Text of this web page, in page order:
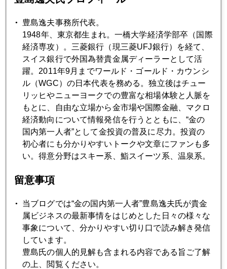
豊島逸夫事務所代表。
1948年、東京都生まれ。一橋大学経済学部卒（国際
経済専攻）。三菱銀行（現三菱UFJ銀行）を経て、
スイス銀行で外国為替貴金属ディーラーとして活
躍。2011年9月までワールド・ゴールド・カウンシ
ル（WGC）の日本代表を務める。独立後はチュー
リッヒやニューヨークでの豊富な相場体験と人脈を
もとに、自由な立場から金市場や国際金融、マクロ
経済動向について情報発信を行うとともに、“金の
国内第一人者”として金投資の普及に尽力。投資の
初心者にも分かりやすいトークや文章にファンも多
い。得意分野はスキー系、鮨スイーツ系、温泉系。
留意事項
当ブログでは“金の国内第一人者”豊島逸夫氏が貴金
属ビジネスの最新事情をはじめとした日々の様々な
事象について、分かりやすい切り口で読み解き発信
しています。
豊島氏の個人的見解も含まれる内容である旨ご了解
の上、閲覧ください。